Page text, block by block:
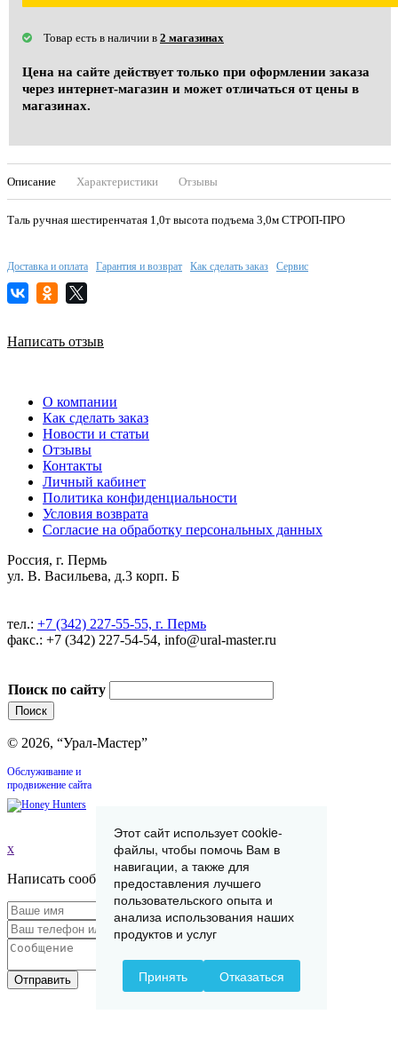
Товар есть в наличии в 2 магазинах
Цена на сайте действует только при оформлении заказа
через интернет-магазин и может отличаться от цены в
магазинах.
Описание Характеристики Отзывы
Таль ручная шестиренчатая 1,0т высота подъема 3,0м СТРОП-ПРО
Доставка и оплата Гарантия и возврат Как сделать заказ Сервис
Написать отзыв
О компании
Как сделать заказ
Новости и статьи
Отзывы
Контакты
Личный кабинет
Политика конфиденциальности
Условия возврата
Согласие на обработку персональных данных
Россия, г. Пермь
ул. В. Васильева, д.3 корп. Б
тел.: +7 (342) 227-55-55, г. Пермь
факс.: +7 (342) 227-54-54, info@ural-master.ru
Поиск по сайту
© 2026, “Урал-Мастер”
Обслуживание и
продвижение сайта
x
Написать сообщение
Отправить
Этот сайт использует cookie-
файлы, чтобы помочь Вам в
навигации, а также для
предоставления лучшего
пользовательского опыта и
анализа использования наших
продуктов и услуг
Принять Отказаться